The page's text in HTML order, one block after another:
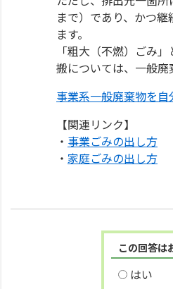
まで）であり、かつ
ます。
「粗大（不燃）ごみ
搬については、一般
事業系一般廃棄物を
【関連リンク】
・ 事業ごみの出し方
・ 家庭ごみの出し方
この回答は
はい